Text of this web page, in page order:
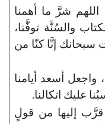
اللهم شرَّ ما أهمنا
والسُنَّة توفَّنا،
سبحانك إنَّا كنّا من
واجعل أسعد أيامنا
عليك اتكالنا.
قرَّب إليها من قولٍ